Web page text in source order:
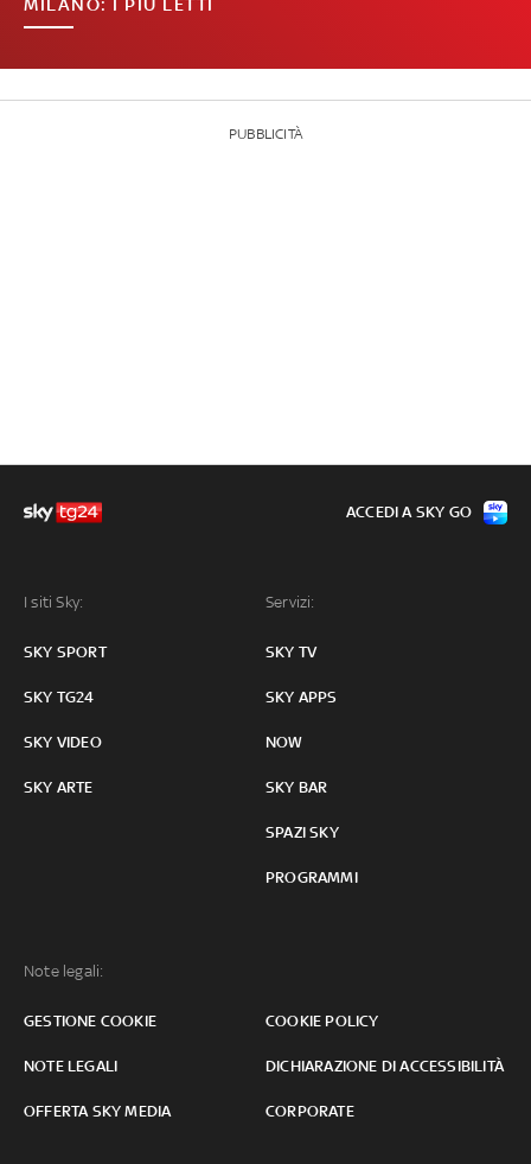
MILANO: I PIÙ LETTI
PUBBLICITÀ
I siti Sky:
SKY SPORT
SKY TG24
SKY VIDEO
SKY ARTE
Servizi:
SKY TV
SKY APPS
NOW
SKY BAR
SPAZI SKY
PROGRAMMI
Note legali:
GESTIONE COOKIE COOKIE POLICY
NOTE LEGALI DICHIARAZIONE DI ACCESSIBILITÀ
OFFERTA SKY MEDIA CORPORATE
ACCEDI A SKY GO